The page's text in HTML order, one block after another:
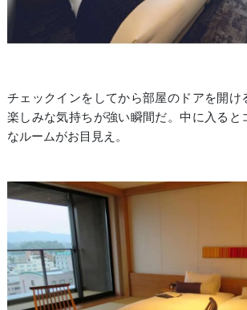
チェックインをしてから部屋のドアを開け
楽しみな気持ちが強い瞬間だ。中に入ると
なルームがお目見え。